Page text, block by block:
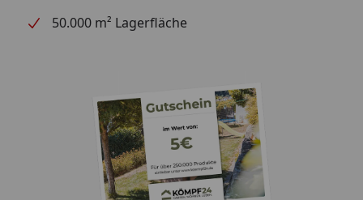
50.000 m² Lagerfläche